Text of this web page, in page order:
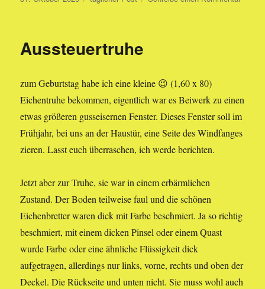
Aussteuertruhe
zum Geburtstag habe ich eine kleine 😉 (1,60 x 80)
Eichentruhe bekommen, eigentlich war es Beiwerk zu einen
etwas größeren gusseisernen Fenster. Dieses Fenster soll im
Frühjahr, bei uns an der Haustür, eine Seite des Windfanges
zieren. Lasst euch überraschen, ich werde berichten.
Jetzt aber zur Truhe, sie war in einem erbärmlichen
Zustand. Der Boden teilweise faul und die schönen
Eichenbretter waren dick mit Farbe beschmiert. Ja so richtig
beschmiert, mit einem dicken Pinsel oder einem Quast
wurde Farbe oder eine ähnliche Flüssigkeit dick
aufgetragen, allerdings nur links, vorne, rechts und oben der
Deckel. Die Rückseite und unten nicht. Sie muss wohl auch